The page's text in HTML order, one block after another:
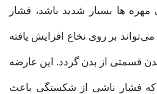
ها بسیار شدید باشد، فشار
بر روی نخاع افزایش یافته
قسمتی از بدن گردد. این عارضه
فشار ناشی از شکستگی باعث